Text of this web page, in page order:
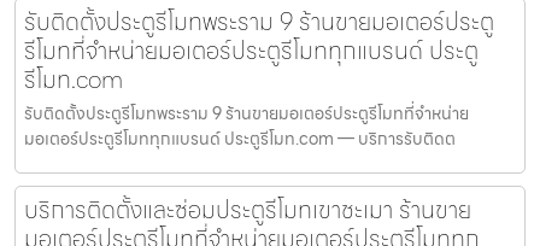
รับติดตั้งประตูรีโมทพระราม 9 ร้านขายมอเตอร์ประตู
รีโมทที่จำหน่ายมอเตอร์ประตูรีโมททุกแบรนด์ ประตู
รีโมท.com
รับติดตั้งประตูรีโมทพระราม 9 ร้านขายมอเตอร์ประตูรีโมทที่จำหน่าย
มอเตอร์ประตูรีโมททุกแบรนด์ ประตูรีโมท.com — บริการรับติดต
บริการติดตั้งและซ่อมประตูรีโมทเขาชะเมา ร้านขาย